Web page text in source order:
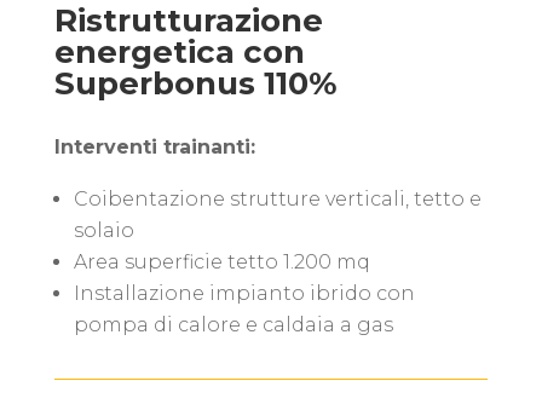
Ristrutturazione
energetica con
Superbonus 110%
Interventi trainanti:
Coibentazione strutture verticali, tetto e
solaio
Area superficie tetto 1.200 mq
Installazione impianto ibrido con
pompa di calore e caldaia a gas